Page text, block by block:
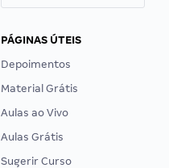
PÁGINAS ÚTEIS
Depoimentos
Material Grátis
Aulas ao Vivo
Aulas Grátis
Sugerir Curso